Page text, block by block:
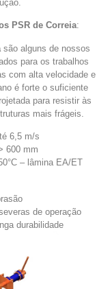
PSR de Correia:
são alguns de nossos
para os trabalhos
com alta velocidade e
é forte o suficiente
para resistir às
mais frágeis.
6,5 m/s
600 mm
– lâmina EA/ET
de operação
durabilidade